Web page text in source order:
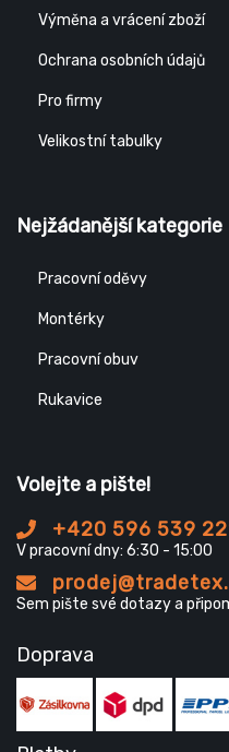
Výměna a vrácení zboží
Ochrana osobních údajů
Pro firmy
Velikostní tabulky
Nejžádanější kategorie
Pracovní oděvy
Montérky
Pracovní obuv
Rukavice
Volejte a pište!
+420 596 539
V pracovní dny: 6:30 - 15:00
Sem pište své dotazy a
Doprava